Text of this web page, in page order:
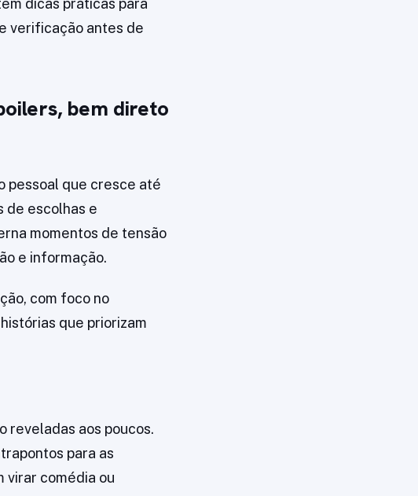
dicas práticas para
verificação antes de
bem direto
pessoal que cresce até
de escolhas e
momentos de tensão
e informação.
com foco no
que priorizam
reveladas aos poucos.
para as
virar comédia ou